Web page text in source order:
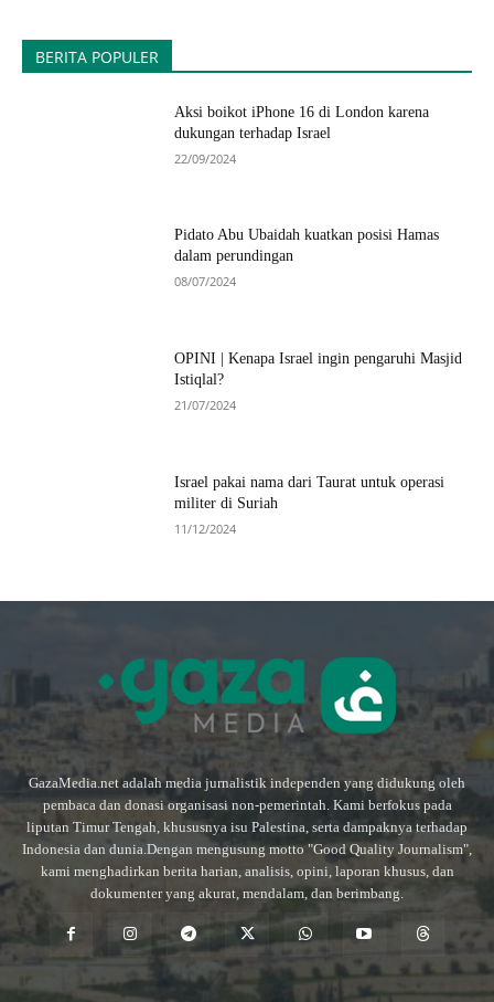
BERITA POPULER
Aksi boikot iPhone 16 di London karena
dukungan terhadap Israel
22/09/2024
Pidato Abu Ubaidah kuatkan posisi Hamas
dalam perundingan
08/07/2024
OPINI | Kenapa Israel ingin pengaruhi Masjid
Istiqlal?
21/07/2024
Israel pakai nama dari Taurat untuk operasi
militer di Suriah
11/12/2024
GazaMedia.net adalah media jurnalistik independen yang didukung oleh
pembaca dan donasi organisasi non-pemerintah. Kami berfokus pada
liputan Timur Tengah, khususnya isu Palestina, serta dampaknya terhadap
Indonesia dan dunia.Dengan mengusung motto "Good Quality Journalism",
kami menghadirkan berita harian, analisis, opini, laporan khusus, dan
dokumenter yang akurat, mendalam, dan berimbang.